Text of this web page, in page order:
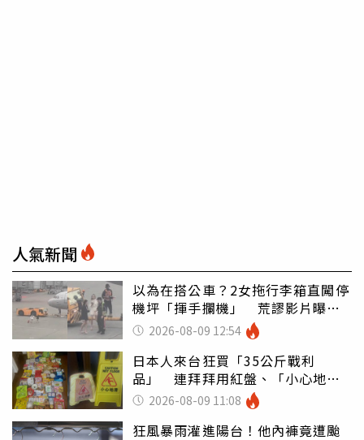
人氣新聞
以為在搭公車？2女拖行李箱直闖停
機坪「揮手攔機」 荒謬影片曝網
傻眼2026-08-09 12:54
日本人來台狂買「35公斤戰利
品」 連拜拜用紅盤、「小心地
滑」告示牌也帶回家
2026-08-09 11:08
狂風暴雨灌進陽台！他內褲竟遭颱